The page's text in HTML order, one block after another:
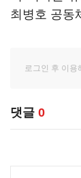
최병호 공동
댓글 0